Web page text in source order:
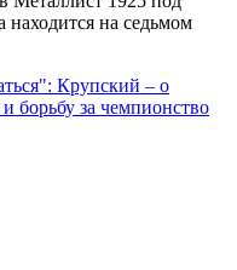
находится на седьмом
Крупский – о
борьбу за чемпионство